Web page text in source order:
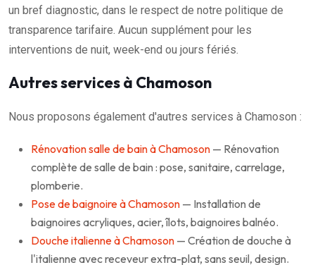
un bref diagnostic, dans le respect de notre politique de
transparence tarifaire. Aucun supplément pour les
interventions de nuit, week-end ou jours fériés.
Autres services à Chamoson
Nous proposons également d'autres services à Chamoson :
Rénovation salle de bain à Chamoson — Rénovation
complète de salle de bain : pose, sanitaire, carrelage,
plomberie.
Pose de baignoire à Chamoson — Installation de
baignoires acryliques, acier, îlots, baignoires balnéo.
Douche italienne à Chamoson — Création de douche à
l'italienne avec receveur extra-plat, sans seuil, design.